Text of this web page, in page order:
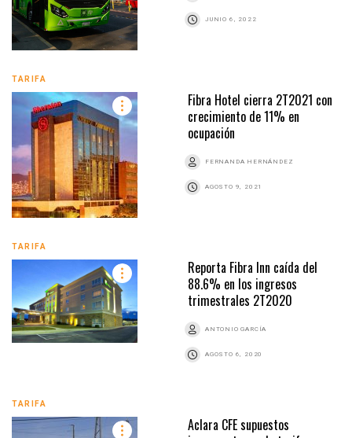
JUNIO 6, 2022
TARIFA
Fibra Hotel cierra 2T2021 con
crecimiento de 11% en
ocupación
FERNANDA HERNÁNDEZ
AGOSTO 9, 2021
TARIFA
Reporta Fibra Inn caída del
88.6% en los ingresos
trimestrales 2T2020
ANTONIO GARCÍA
AGOSTO 6, 2020
TARIFA
Aclara CFE supuestos